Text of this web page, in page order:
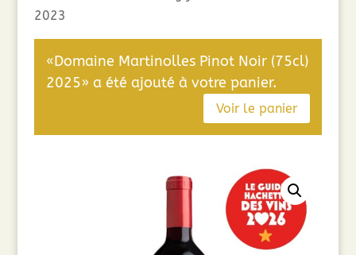
2023
«Domaine Martinolles Pinot Noir (75cl)
2025» a été ajouté à votre panier.
Voir le panier